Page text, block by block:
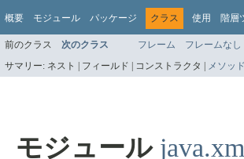
概要 モジュール パッケージ クラス 使用 階層
前のクラス 次のクラス フレーム フレームなし
サマリー: ネスト | フィールド | コンストラクタ | メソッド
モジュール